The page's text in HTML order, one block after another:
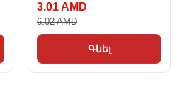
3.01 AMD
6.02 AMD
Գնել